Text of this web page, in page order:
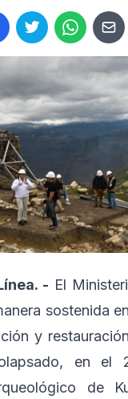
- El
sostenida
y
en el
de